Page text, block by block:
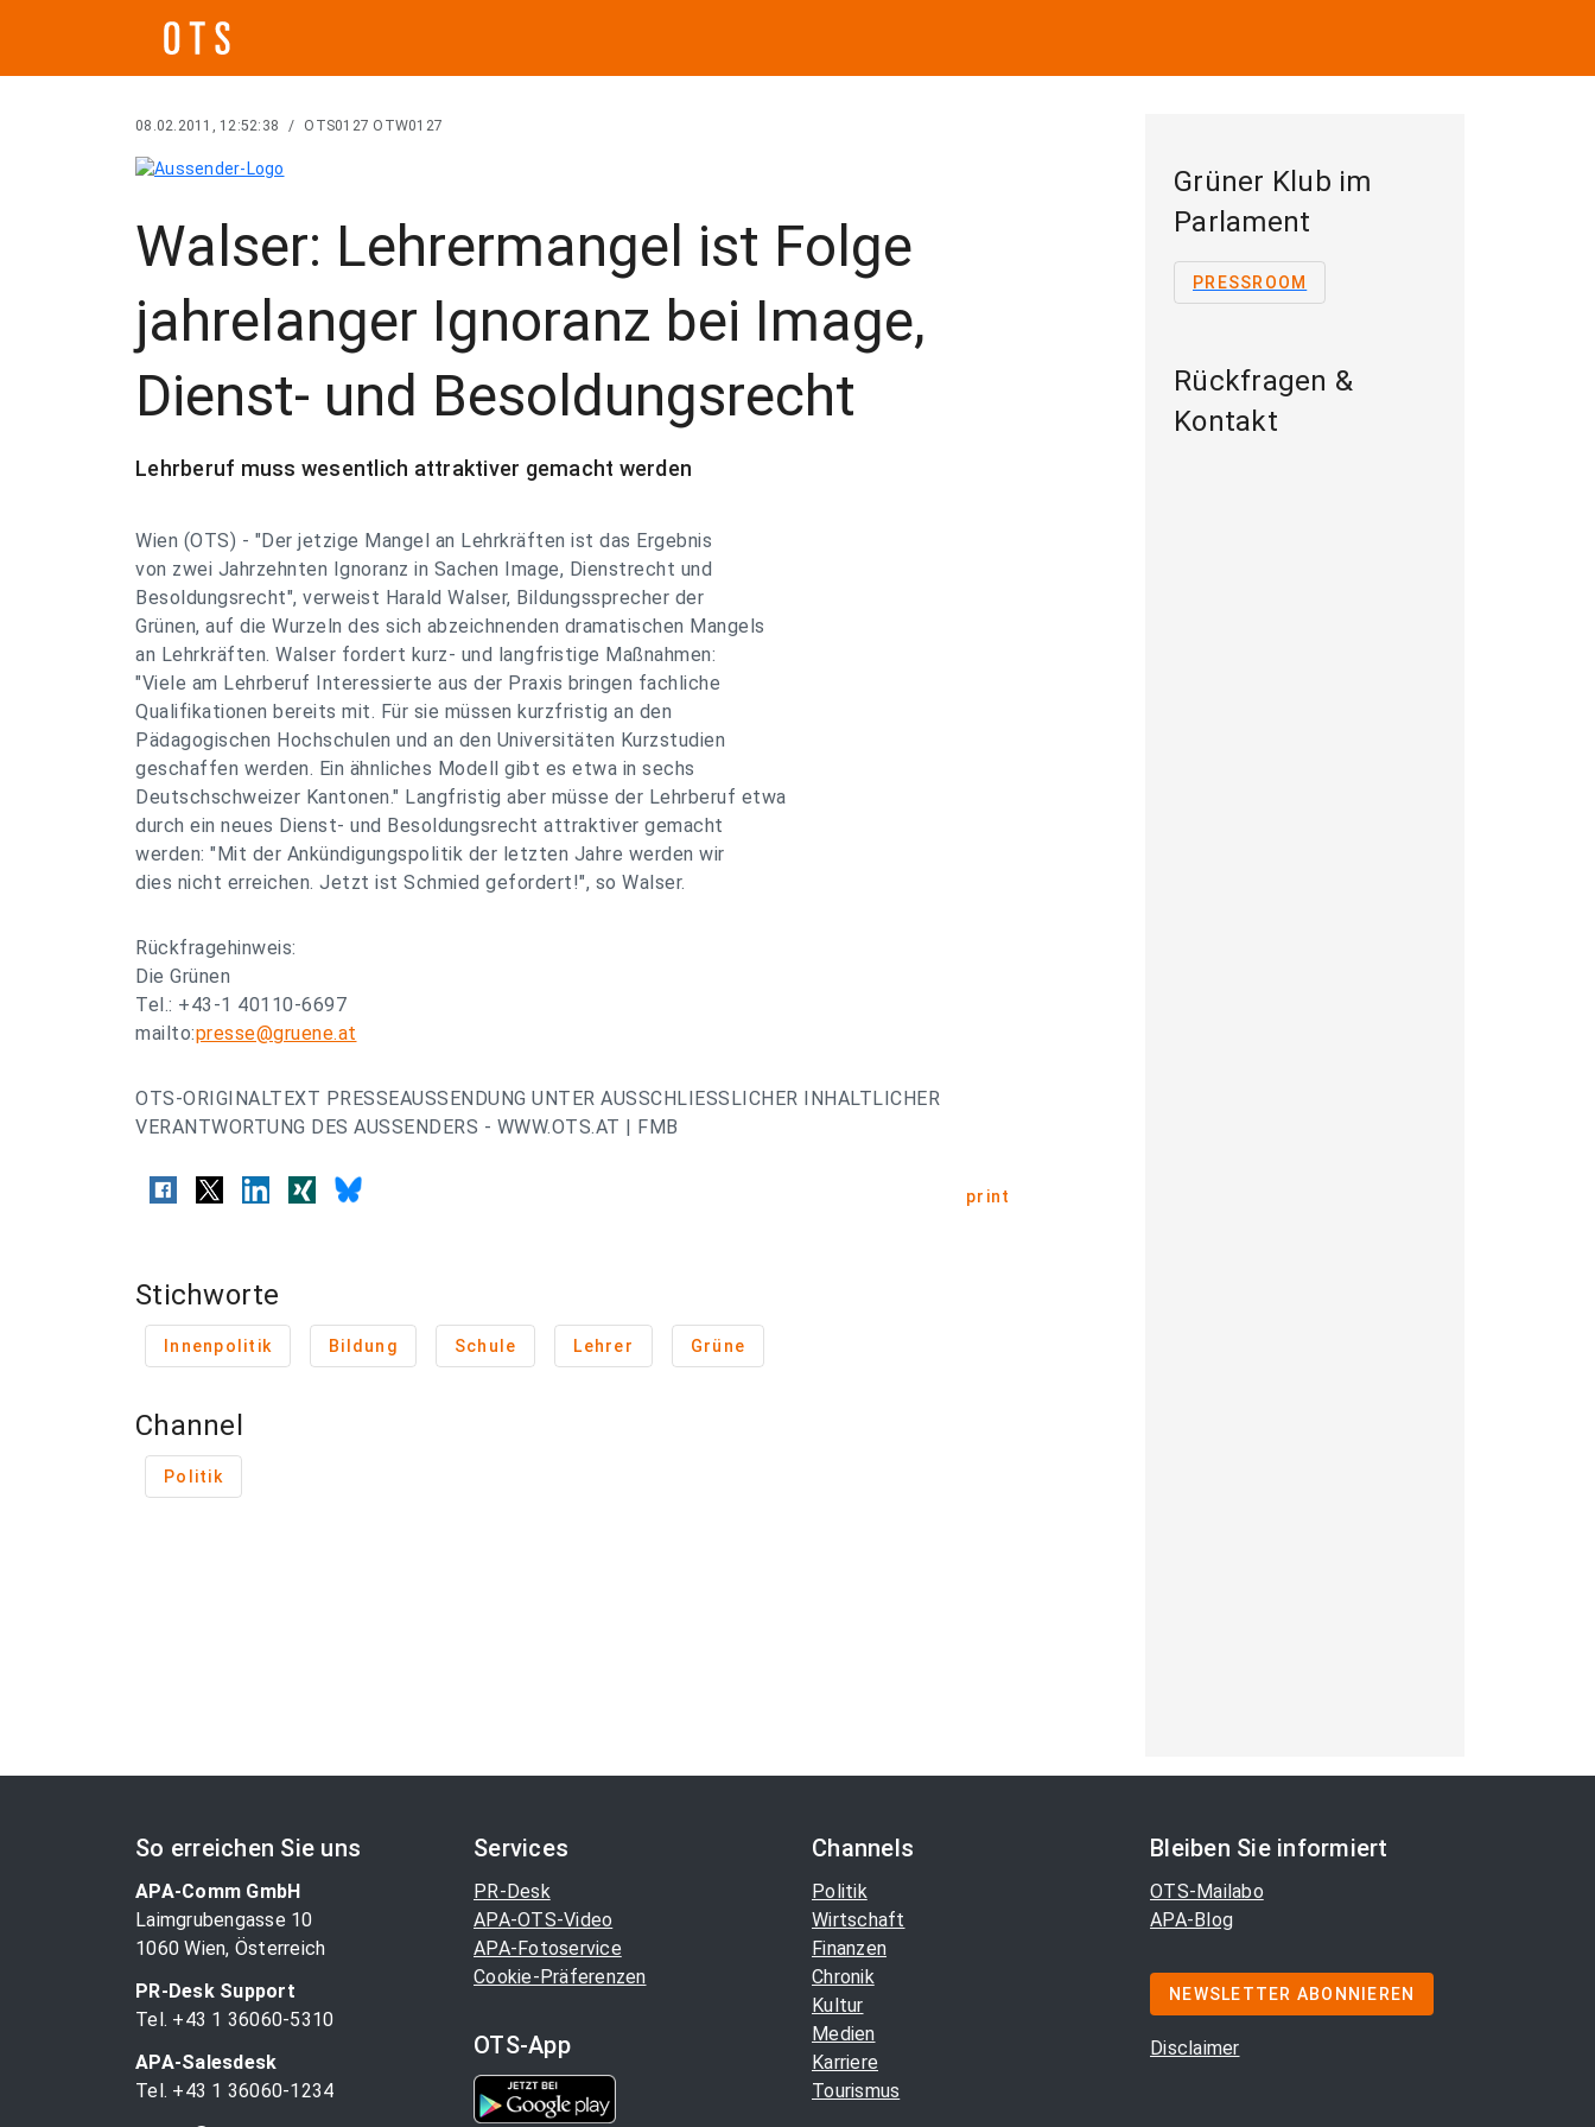
08.02.2011, 12:52:38 / OTS0127 OTW0127
Walser: Lehrermangel ist Folge
jahrelanger Ignoranz bei Image,
Dienst- und Besoldungsrecht
Lehrberuf muss wesentlich attraktiver gemacht werden
Wien (OTS) - "Der jetzige Mangel an Lehrkräften ist das Ergebnis
von zwei Jahrzehnten Ignoranz in Sachen Image, Dienstrecht und
Besoldungsrecht", verweist Harald Walser, Bildungssprecher der
Grünen, auf die Wurzeln des sich abzeichnenden dramatischen Mangels
an Lehrkräften. Walser fordert kurz- und langfristige Maßnahmen:
"Viele am Lehrberuf Interessierte aus der Praxis bringen fachliche
Qualifikationen bereits mit. Für sie müssen kurzfristig an den
Pädagogischen Hochschulen und an den Universitäten Kurzstudien
geschaffen werden. Ein ähnliches Modell gibt es etwa in sechs
Deutschschweizer Kantonen." Langfristig aber müsse der Lehrberuf etwa
durch ein neues Dienst- und Besoldungsrecht attraktiver gemacht
werden: "Mit der Ankündigungspolitik der letzten Jahre werden wir
dies nicht erreichen. Jetzt ist Schmied gefordert!", so Walser.
Rückfragehinweis:
Die Grünen
Tel.: +43-1 40110-6697
mailto:presse@gruene.at
OTS-ORIGINALTEXT PRESSEAUSSENDUNG UNTER AUSSCHLIESSLICHER INHALTLICHER
VERANTWORTUNG DES AUSSENDERS - WWW.OTS.AT | FMB
print
Stichworte
Innenpolitik Bildung Schule Lehrer Grüne
Channel
Politik
Grüner Klub im
Parlament
PRESSROOM
Rückfragen &
Kontakt
So erreichen Sie uns
APA-Comm GmbH
Laimgrubengasse 10
1060 Wien, Österreich
PR-Desk Support
Tel. +43 1 36060-5310
APA-Salesdesk
Tel. +43 1 36060-1234
Services
PR-Desk
APA-OTS-Video
APA-Fotoservice
Cookie-Präferenzen
OTS-App
Channels
Politik
Wirtschaft
Finanzen
Chronik
Kultur
Medien
Karriere
Tourismus
Bleiben Sie informiert
OTS-Mailabo
APA-Blog
NEWSLETTER ABONNIEREN
Disclaimer